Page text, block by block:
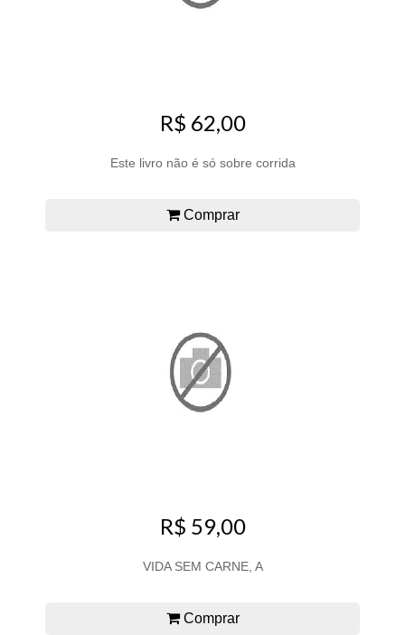
R$ 62,00
Este livro não é só sobre corrida
Comprar
R$ 59,00
VIDA SEM CARNE, A
Comprar